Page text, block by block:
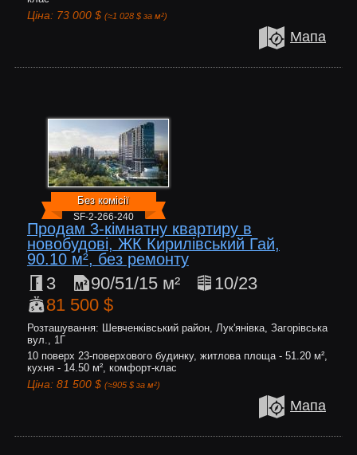
Ціна: 73 000 $ (≈1 028 $ за м²)
Мапа
Без комісії
SF-2-266-240
Продам 3-кімнатну квартиру в
новобудові, ЖК Кирилівський Гай,
90.10 м², без ремонту
3 90/51/15 м²
10/23
81 500 $
Розташування: Шевченківський район, Лук'янівка, Загорівська
вул., 1Г
10 поверх 23-поверхового будинку, житлова площа - 51.20 м²,
кухня - 14.50 м², комфорт-клас
Ціна: 81 500 $ (≈905 $ за м²)
Мапа